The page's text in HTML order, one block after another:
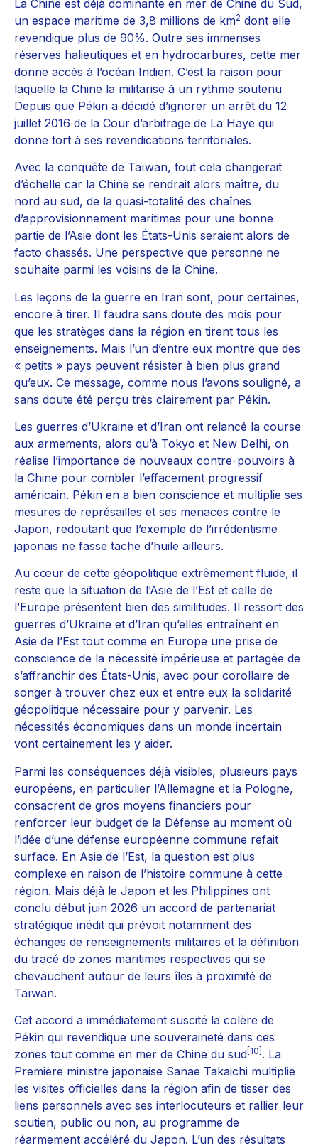
La Chine est déjà dominante en mer de Chine du Sud,
un espace maritime de 3,8 millions de km2 dont elle
revendique plus de 90%. Outre ses immenses
réserves halieutiques et en hydrocarbures, cette mer
donne accès à l’océan Indien. C’est la raison pour
laquelle la Chine la militarise à un rythme soutenu
Depuis que Pékin a décidé d’ignorer un arrêt du 12
juillet 2016 de la Cour d’arbitrage de La Haye qui
donne tort à ses revendications territoriales.
Avec la conquête de Taïwan, tout cela changerait
d’échelle car la Chine se rendrait alors maître, du
nord au sud, de la quasi-totalité des chaînes
d’approvisionnement maritimes pour une bonne
partie de l’Asie dont les États-Unis seraient alors de
facto chassés. Une perspective que personne ne
souhaite parmi les voisins de la Chine.
Les leçons de la guerre en Iran sont, pour certaines,
encore à tirer. Il faudra sans doute des mois pour
que les stratèges dans la région en tirent tous les
enseignements. Mais l’un d’entre eux montre que des
« petits » pays peuvent résister à bien plus grand
qu’eux. Ce message, comme nous l’avons souligné, a
sans doute été perçu très clairement par Pékin.
Les guerres d’Ukraine et d’Iran ont relancé la course
aux armements, alors qu’à Tokyo et New Delhi, on
réalise l’importance de nouveaux contre-pouvoirs à
la Chine pour combler l’effacement progressif
américain. Pékin en a bien conscience et multiplie ses
mesures de représailles et ses menaces contre le
Japon, redoutant que l’exemple de l’irrédentisme
japonais ne fasse tache d’huile ailleurs.
Au cœur de cette géopolitique extrêmement fluide, il
reste que la situation de l’Asie de l’Est et celle de
l’Europe présentent bien des similitudes. Il ressort des
guerres d’Ukraine et d’Iran qu’elles entraînent en
Asie de l’Est tout comme en Europe une prise de
conscience de la nécessité impérieuse et partagée de
s’affranchir des États-Unis, avec pour corollaire de
songer à trouver chez eux et entre eux la solidarité
géopolitique nécessaire pour y parvenir. Les
nécessités économiques dans un monde incertain
vont certainement les y aider.
Parmi les conséquences déjà visibles, plusieurs pays
européens, en particulier l’Allemagne et la Pologne,
consacrent de gros moyens financiers pour
renforcer leur budget de la Défense au moment où
l’idée d’une défense européenne commune refait
surface. En Asie de l’Est, la question est plus
complexe en raison de l’histoire commune à cette
région. Mais déjà le Japon et les Philippines ont
conclu début juin 2026 un accord de partenariat
stratégique inédit qui prévoit notamment des
échanges de renseignements militaires et la définition
du tracé de zones maritimes respectives qui se
chevauchent autour de leurs îles à proximité de
Taïwan.
Cet accord a immédiatement suscité la colère de
Pékin qui revendique une souveraineté dans ces
zones tout comme en mer de Chine du sud [10] . La
Première ministre japonaise Sanae Takaichi multiplie
les visites officielles dans la région afin de tisser des
liens personnels avec ses interlocuteurs et rallier leur
soutien, public ou non, au programme de
réarmement accéléré du Japon. L’un des résultats